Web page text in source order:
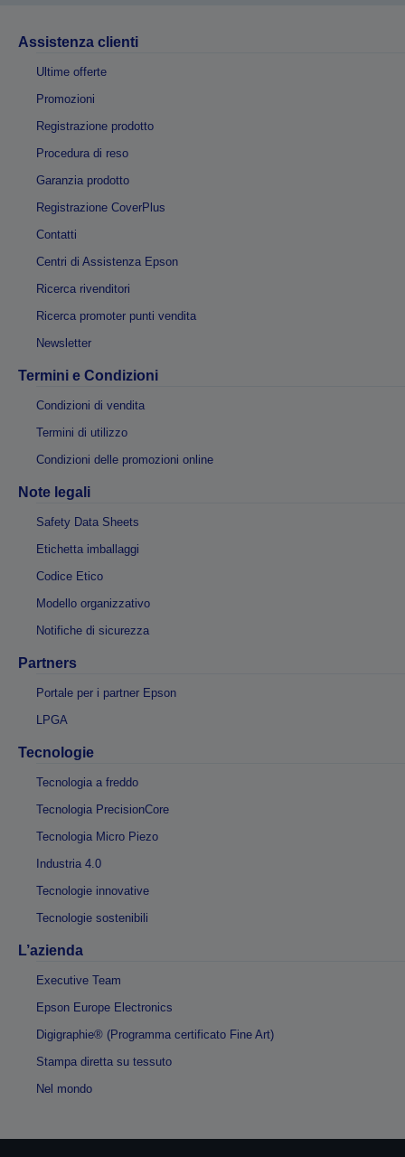
Assistenza clienti
Ultime offerte
Promozioni
Registrazione prodotto
Procedura di reso
Garanzia prodotto
Registrazione CoverPlus
Contatti
Centri di Assistenza Epson
Ricerca rivenditori
Ricerca promoter punti vendita
Newsletter
Termini e Condizioni
Condizioni di vendita
Termini di utilizzo
Condizioni delle promozioni online
Note legali
Safety Data Sheets
Etichetta imballaggi
Codice Etico
Modello organizzativo
Notifiche di sicurezza
Partners
Portale per i partner Epson
LPGA
Tecnologie
Tecnologia a freddo
Tecnologia PrecisionCore
Tecnologia Micro Piezo
Industria 4.0
Tecnologie innovative
Tecnologie sostenibili
L’azienda
Executive Team
Epson Europe Electronics
Digigraphie® (Programma certificato Fine Art)
Stampa diretta su tessuto
Nel mondo